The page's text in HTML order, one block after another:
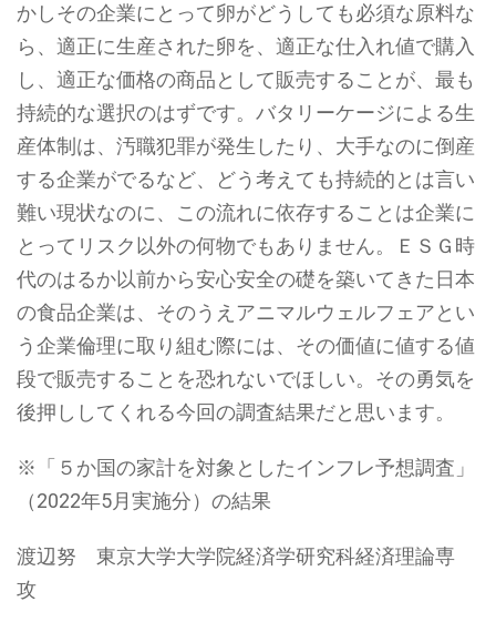
かしその企業にとって卵がどうしても必須な原料な
ら、適正に生産された卵を、適正な仕入れ値で購入
し、適正な価格の商品として販売することが、最も
持続的な選択のはずです。バタリーケージによる生
産体制は、汚職犯罪が発生したり、大手なのに倒産
する企業がでるなど、どう考えても持続的とは言い
難い現状なのに、この流れに依存することは企業に
とってリスク以外の何物でもありません。ＥＳＧ時
代のはるか以前から安心安全の礎を築いてきた日本
の食品企業は、そのうえアニマルウェルフェアとい
う企業倫理に取り組む際には、その価値に値する値
段で販売することを恐れないでほしい。その勇気を
後押ししてくれる今回の調査結果だと思います。
※「５か国の家計を対象としたインフレ予想調査」
（2022年5月実施分）の結果
渡辺努 東京大学大学院経済学研究科経済理論専
攻